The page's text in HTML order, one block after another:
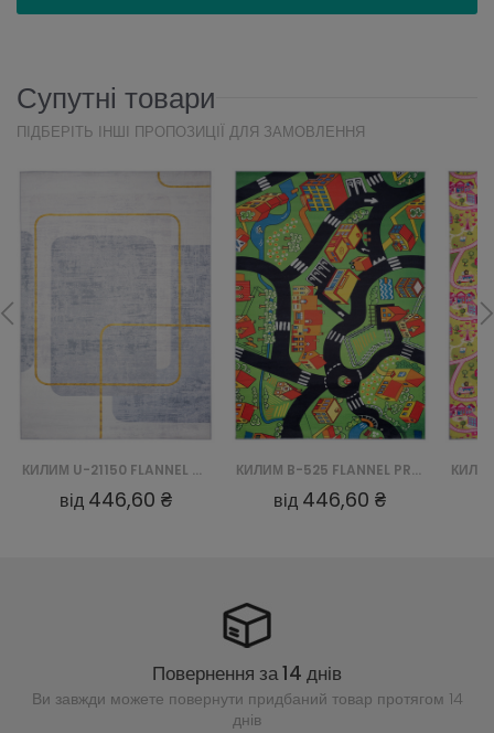
Супутні товари
ПІДБЕРІТЬ ІНШІ ПРОПОЗИЦІЇ ДЛЯ ЗАМОВЛЕННЯ
КИЛИМ U-21150 FLANNEL PRINTED
від 446,60 ₴
КИЛИМ B-525 FLANNEL PRINTED
від 446,60 ₴
Повернення за 14 днів
Ви завжди можете повернути придбаний товар протягом 14
днів